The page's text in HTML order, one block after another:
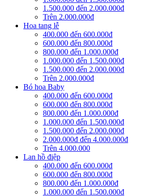
1.500.000 đến 2.000.000đ
Trên 2.000.000đ
Hoa tang lễ
400.000 đến 600.000đ
600.000 đến 800.000đ
800.000 đến 1.000.000đ
1.000.000 đến 1.500.000đ
1.500.000 đến 2.000.000đ
Trên 2.000.000đ
Bó hoa Baby
400.000 đến 600.000đ
600.000 đến 800.000đ
800.000 đến 1.000.000đ
1.000.000 đến 1.500.000đ
1.500.000 đến 2.000.000đ
2.000.000đ đến 4.000.000đ
Trên 4.000.000
Lan hồ điệp
400.000 đến 600.000đ
600.000 đến 800.000đ
800.000 đến 1.000.000đ
1.000.000 đến 1.500.000đ